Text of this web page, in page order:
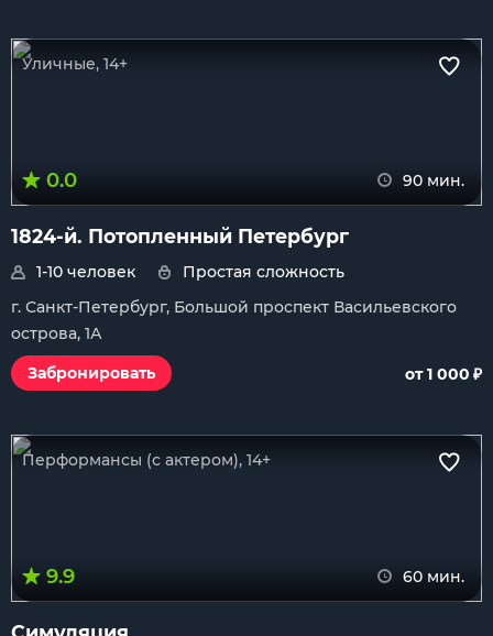
Уличные, 14+
0.0 90 мин.
1824-й. Потопленный Петербург
1-10 человек
Простая сложность
г. Санкт-Петербург, Большой проспект Васильевского
острова, 1А
Забронировать
от 1 000 ₽
Перформансы (с актером), 14+
9.9 60 мин.